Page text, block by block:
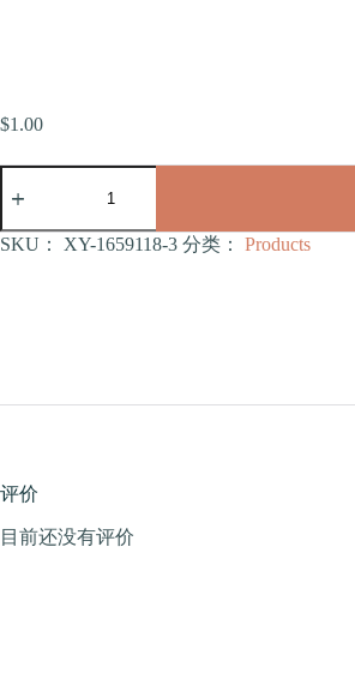
$1.00
物
具
SKU： XY-1659118-3 分类： Products
评价
目前还没有评价